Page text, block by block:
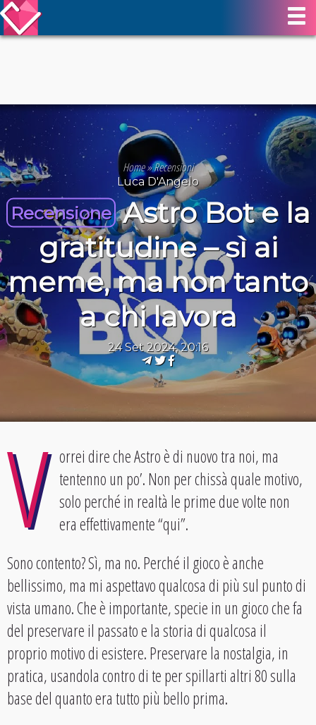
Home»Recensioni
Luca D'Angelo
Recensione Astro Bot e la
gratitudine – sì ai
meme, ma non tanto
a chi lavora
24 Set 2024, 20:16
V orrei dire che Astro è di nuovo tra noi, ma
tentenno un po’. Non per chissà quale motivo,
solo perché in realtà le prime due volte non
era effettivamente “qui”.
Sono contento? Sì, ma no. Perché il gioco è anche
bellissimo, ma mi aspettavo qualcosa di più sul punto di
vista umano. Che è importante, specie in un gioco che fa
del preservare il passato e la storia di qualcosa il
proprio motivo di esistere. Preservare la nostalgia, in
pratica, usandola contro di te per spillarti altri 80 sulla
base del quanto era tutto più bello prima.